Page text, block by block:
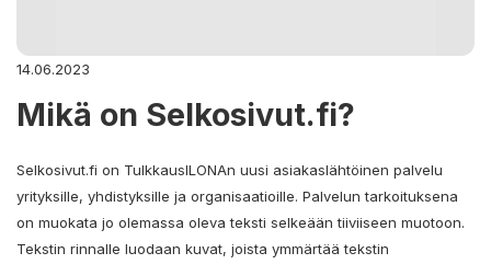
14.06.2023
Mikä on Selkosivut.fi?
Selkosivut.fi on TulkkausILONAn uusi asiakaslähtöinen palvelu
yrityksille, yhdistyksille ja organisaatioille. Palvelun tarkoituksena
on muokata jo olemassa oleva teksti selkeään tiiviiseen muotoon.
Tekstin rinnalle luodaan kuvat, joista ymmärtää tekstin